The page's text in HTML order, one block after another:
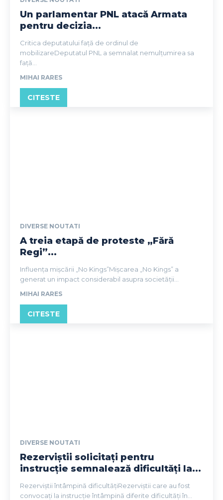
Un parlamentar PNL atacă Armata
pentru decizia...
Critica deputatului față de ordinul de
mobilizareDeputatul PNL a semnalat nemulțumirea sa
față...
MIHAI RARES
CITESTE
DIVERSE NOUTATI
A treia etapă de proteste „Fără
Regi”...
Influența mișcării „No Kings”Mișcarea „No Kings” a
generat un impact considerabil asupra societății...
MIHAI RARES
CITESTE
DIVERSE NOUTATI
Rezerviștii solicitați pentru
instrucție semnalează dificultăți la...
Rezerviștii întâmpină dificultățiRezerviștii care au fost
convocați la instrucție întâmpină diferite dificultăți în...